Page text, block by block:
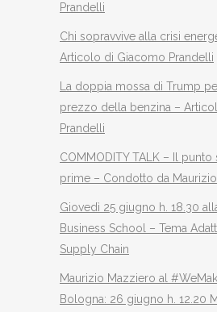
Prandelli
Chi sopravvive alla crisi
Articolo di Giacomo Prandelli
La doppia mossa di Trump
prezzo della benzina –
Prandelli
COMMODITY TALK – Il
prime – Condotto da
Giovedì 25 giugno h. 18.30
Business School – Tema
Supply Chain
Maurizio Mazziero al
Bologna: 26 giugno h. 12.20